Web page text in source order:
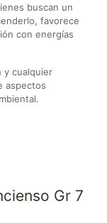
buscan un
favorece
con energías
y cualquier
aspectos
Gr 7